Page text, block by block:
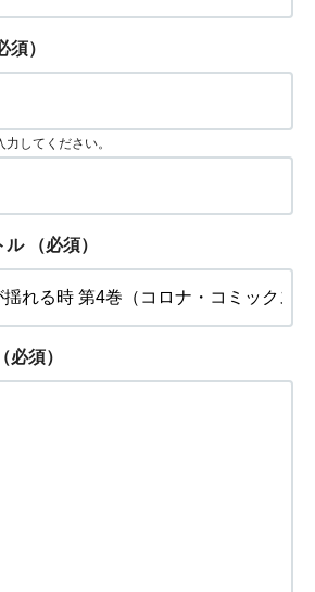
須）
してください。
ル （必須）
（必須）